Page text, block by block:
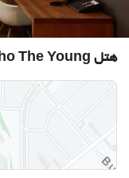
هتل Yoho The Young